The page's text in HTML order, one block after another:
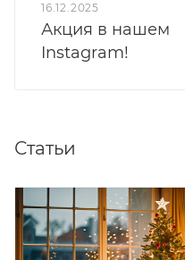
16.12.2025
Акция в нашем
Instagram!
Статьи